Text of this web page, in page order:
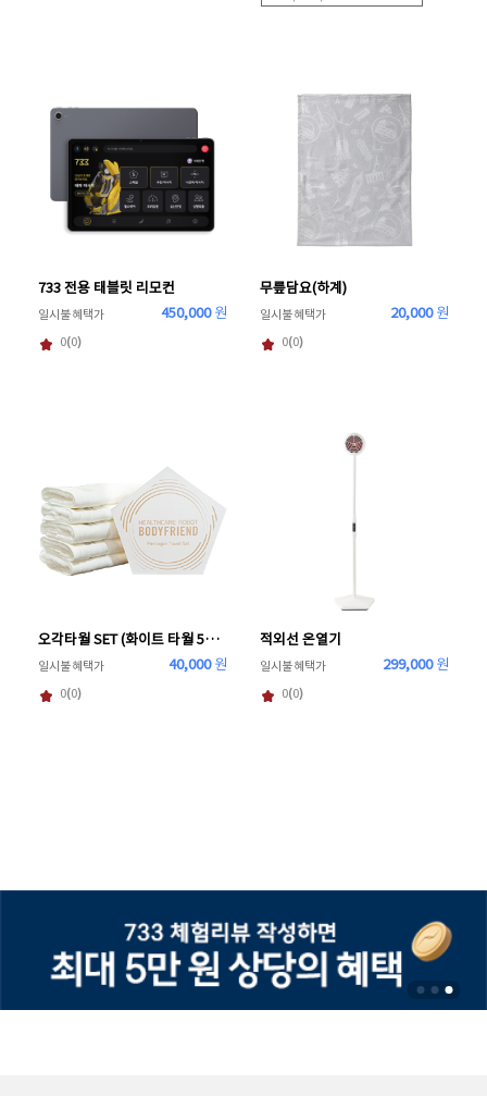
733 전용 태블릿 리모컨
일시불 혜택가 450,000원
0(0)
무릎담요(하계)
일시불 혜택가 20,000원
0(0)
오각타월 SET (화이트 타월 5개입)
일시불 혜택가 40,000원
0(0)
적외선 온열기
일시불 혜택가 299,000원
0(0)